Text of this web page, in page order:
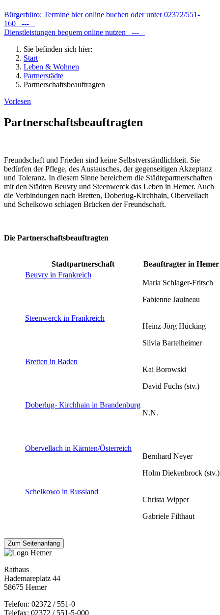
Bürgerbüro: Termine hier online buchen oder unter 02372/551-
160 ---
Dienstleistungen bequem online nutzen ---
Sie befinden sich hier:
Start
Leben & Wohnen
Partnerstädte
Partnerschaftsbeauftragten
Vorlesen
Partnerschaftsbeauftragten
Freundschaft und Frieden sind keine Selbstverständlichkeit. Sie
bedürfen der Pflege, des Austausches, der gegenseitigen Akzeptanz
und Toleranz. In diesem Sinne bereichern die Städtepartnerschaften
mit den Städten Beuvry und Steenwerck das Leben in Hemer. Auch
die Verbindungen nach Bretten, Doberlug-Kirchhain, Obervellach
und Schelkowo schlagen Brücken der Freundschaft.
Die Partnerschaftsbeauftragten
Stadtpartnerschaft
Beauftragter in Hemer
Beuvry in Frankreich
Maria Schlager-Fritsch
Fabienne Jaulneau
Steenwerck in Frankreich
Heinz-Jörg Hücking
Silvia Bartelheimer
Bretten in Baden
Kai Borowski
David Fuchs (stv.)
Doberlug- Kirchhain in Brandenburg
N.N.
Obervellach in Kärnten/Österreich
Bernhard Neyer
Holm Diekenbrock (stv.)
Schelkowo in Russland
Christa Wipper
Gabriele Filthaut
Zum Seitenanfang
Rathaus
Hademareplatz 44
58675 Hemer
Telefon: 02372 / 551-0
Telefax: 02372 / 551-5-000